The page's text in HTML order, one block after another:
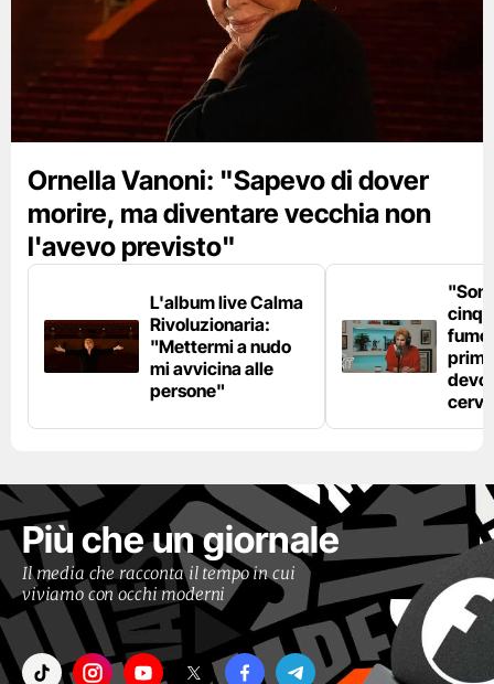
Ornella Vanoni: "Sapevo di dover
morire, ma diventare vecchia non
l'avevo previsto"
L'album live Calma
Rivoluzionaria:
"Mettermi a nudo
mi avvicina alle
persone"
fumo
devo
Più che un giornale
Il media che racconta il tempo in cui
viviamo con occhi moderni